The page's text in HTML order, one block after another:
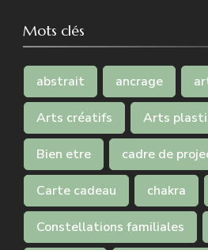
Mots clés
abstrait ancrage
Arts créatifs Arts
Bien etre cadre de
Carte cadeau chakra
Constellations familiales